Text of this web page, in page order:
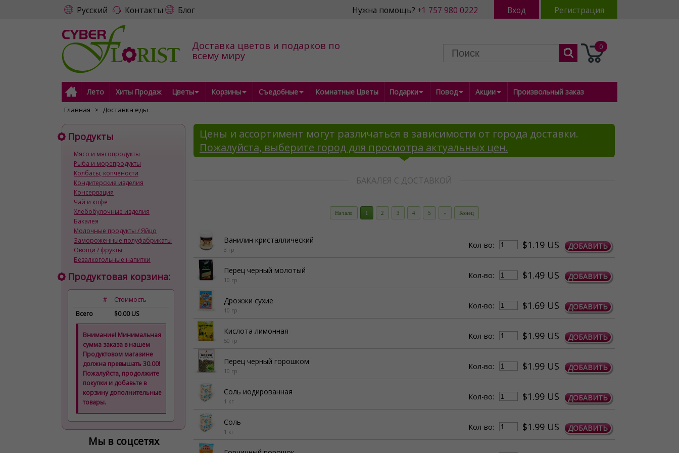
Русский Контакты Блог Нужна помощь? +1 757 980 0222 Вход Регистрация
Доставка цветов и подарков по
всему миру
0
Лето Хиты Продаж Цветы Корзины Съедобные Комнатные Цветы Подарки Повод Акции Произвольный заказ
Главная Доставка еды
Продукты
Мясо и мясопродукты
Рыба и морепродукты
Колбасы, копчености
Кондитерские изделия
Консервация
Чай и кофе
Хлебобулочные изделия
Бакалея
Молочные продукты / Яйцо
Замороженные полуфабрикаты
Овощи / фрукты
Безалкогольные напитки
Продуктовая корзина:
#
Стоимость
Всего
$0.00 US
Внимание! Минимальная
сумма заказа в нашем
Продуктовом магазине
должна превышать 30.00!
Пожалуйста, продолжите
покупки и добавьте в
корзину дополнительные
товары.
Мы в соцсетях
Цены и ассортимент могут различаться в зависимости от города доставки.
Пожалуйста, выберите город для просмотра актуальных цен.
БАКАЛЕЯ С ДОСТАВКОЙ
Начало 1 2 3 4 5 » Конец
Ванилин кристаллический
3 гр ДОБАВИТЬ
$1.19 US
Кол-во:
Перец черный молотый
10 гр ДОБАВИТЬ
$1.49 US
Кол-во:
Дрожжи сухие
10 гр ДОБАВИТЬ
$1.69 US
Кол-во:
Кислота лимонная
50 гр ДОБАВИТЬ
$1.99 US
Кол-во:
Перец черный горошком
10 гр ДОБАВИТЬ
$1.99 US
Кол-во:
Соль иодированная
1 кг ДОБАВИТЬ
$1.99 US
Кол-во:
Соль
1 кг ДОБАВИТЬ
$1.99 US
Кол-во: